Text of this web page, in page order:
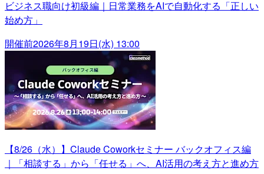
ビジネス職向け初級編｜日常業務をAIで自動化する「正しい
始め方」
開催前2026年8月19日(水) 13:00
【8/26（水）】Claude Coworkセミナー バックオフィス編
｜「相談する」から「任せる」へ、AI活用の考え方と進め方